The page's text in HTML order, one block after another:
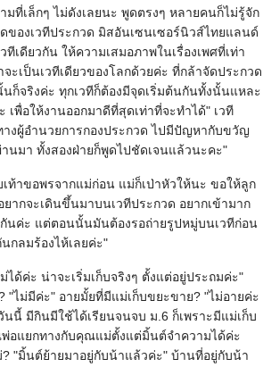
ที่เล็กๆ ไม่ดังเลยนะ พูดตรงๆ หลายคนก็ไม่รู้จัก
องเวทีประกวด มิสอันเซนเซอร์นิวส์ไทยแลนด์
ดียวกัน ให้ความเสมอภาพในเรื่องเพศที่เท่า
ะเป็นเวทีเดียวของโลกด้วยค่ะ ที่กล้าจัดประกวด
ก็จริงค่ะ ทุกเวทีก็ต้องมีจุดเริ่มต้นกันทั้งนั้นแหละ
พื่อให้งานออกมาดีที่สุดเท่าที่จะทำได้" เวที
งผู้อำนวยการกองประกวด ไปมีปัญหากับขวัญ
นมา ทั้งสองฝ่ายก็พูดไปชัดเจนแล้วนะคะ"
ท้าขอพรจากแม่ก่อน แม่ก็เป่าหัวให้นะ ขอให้ลูก
ากจะเดินขึ้นมาบนเวทีประกวด อยากเข้ามาก
นค่ะ แต่ตอนนั้นมันต้องรอถ่ายรูปหมู่บนเวทีก่อน
กลมร้องไห้เลยค่ะ"
ด้ค่ะ น่าจะเริ่มเก็บจริงๆ ตั้งแต่อยู่ประถมค่ะ"
"ไม่มีค่ะ" อายมั้ยที่มีแม่เก็บขยะขาย? "ไม่อายค่ะ
นี้ มีกินมีใช้ได้เรียนจนจบ ม.6 ก็เพราะมีแม่เก็บ
อแยกทางกับคุณแม่ตั้งแต่มิ้นต์จำความได้ค่ะ
"มิ้นต์ย้ายมาอยู่กับน้าแล้วค่ะ" บ้านที่อยู่กับน้า